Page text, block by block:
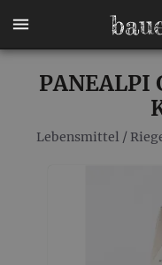
PANEALPI
Lebensmittel /